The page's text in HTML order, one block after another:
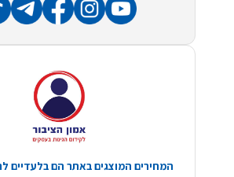
המחירים המוצגים באתר הם בלעדיים